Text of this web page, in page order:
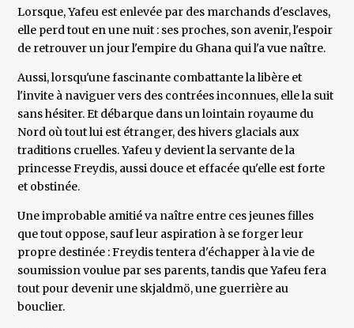
Lorsque, Yafeu est enlevée par des marchands d'esclaves,
elle perd tout en une nuit : ses proches, son avenir, l'espoir
de retrouver un jour l'empire du Ghana qui l'a vue naître.
Aussi, lorsqu'une fascinante combattante la libère et
l'invite à naviguer vers des contrées inconnues, elle la suit
sans hésiter. Et débarque dans un lointain royaume du
Nord où tout lui est étranger, des hivers glacials aux
traditions cruelles. Yafeu y devient la servante de la
princesse Freydis, aussi douce et effacée qu'elle est forte
et obstinée.
Une improbable amitié va naître entre ces jeunes filles
que tout oppose, sauf leur aspiration à se forger leur
propre destinée : Freydis tentera d'échapper à la vie de
soumission voulue par ses parents, tandis que Yafeu fera
tout pour devenir une skjaldmö, une guerrière au
bouclier.